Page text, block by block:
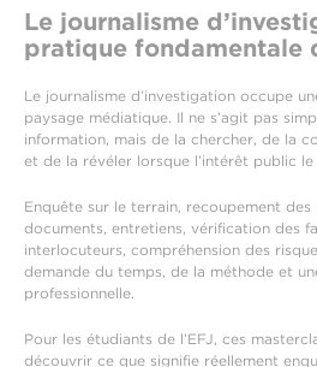
Le journalisme
pratique fondamentale
Le journalisme d’investigation occupe
paysage médiatique. Il ne s’agit pas
information, mais de la chercher, de la
et de la révéler lorsque l’intérêt public le
Enquête sur le terrain, recoupement des
documents, entretiens, vérification des
interlocuteurs, compréhension des
demande du temps, de la méthode et
professionnelle.
Pour les étudiants de l’EFJ, ces
découvrir ce que signifie réellement